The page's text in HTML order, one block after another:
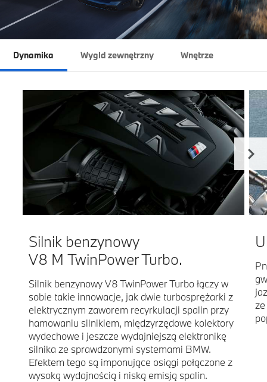
Dynamika Wygld zewnętrzny Wnętrze
Silnik benzynowy
V8 M TwinPower Turbo.
Silnik benzynowy V8 TwinPower Turbo łączy w
sobie takie innowacje, jak dwie turbosprężarki z
elektrycznym zaworem recyrkulacji spalin przy
hamowaniu silnikiem, międzyrzędowe kolektory
wydechowe i jeszcze wydajniejszą elektronikę
silnika ze sprawdzonymi systemami BMW.
Efektem tego są imponujące osiągi połączone z
wysoką wydajnością i niską emisją spalin.